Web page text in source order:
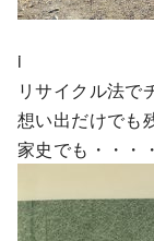
i
リサイクル法で
想い出だけでも
家史でも・・・